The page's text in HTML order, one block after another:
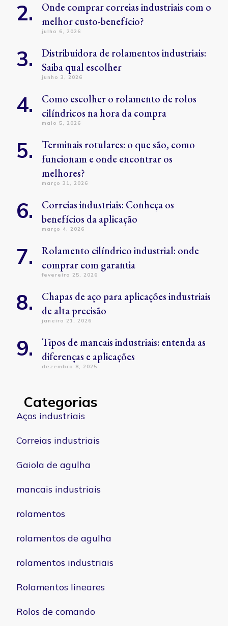
Onde comprar correias industriais com o
melhor custo-benefício?
julho 6, 2026
Distribuidora de rolamentos industriais:
Saiba qual escolher
junho 3, 2026
Como escolher o rolamento de rolos
cilíndricos na hora da compra
maio 5, 2026
Terminais rotulares: o que são, como
funcionam e onde encontrar os
melhores?
março 31, 2026
Correias industriais: Conheça os
benefícios da aplicação
março 4, 2026
Rolamento cilíndrico industrial: onde
comprar com garantia
fevereiro 25, 2026
Chapas de aço para aplicações industriais
de alta precisão
janeiro 21, 2026
Tipos de mancais industriais: entenda as
diferenças e aplicações
dezembro 8, 2025
Categorias
Aços industriais
Correias industriais
Gaiola de agulha
mancais industriais
rolamentos
rolamentos de agulha
rolamentos industriais
Rolamentos lineares
Rolos de comando